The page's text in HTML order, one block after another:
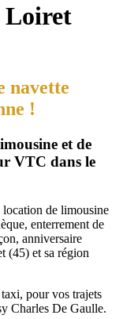
Loiret
navette
!
et de
VTC dans le
de limousine
enterrement de
anniversaire
(45) et sa région
pour vos trajets
Charles De Gaulle.